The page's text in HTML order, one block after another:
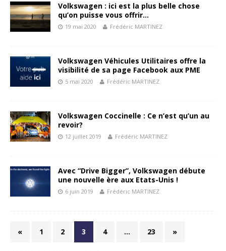
Volkswagen : ici est la plus belle chose
qu’on puisse vous offrir…
19 mai 2020 Frédéric MARTINEZ
Volkswagen Véhicules Utilitaires offre la
visibilité de sa page Facebook aux PME
5 mai 2020 Frédéric MARTINEZ
Volkswagen Coccinelle : Ce n’est qu’un au
revoir?
12 juillet 2019 Frédéric MARTINEZ
Avec “Drive Bigger”, Volkswagen débute
une nouvelle ère aux Etats-Unis !
6 juin 2019 Frédéric MARTINEZ
« 1 2 3 4 … 23 »